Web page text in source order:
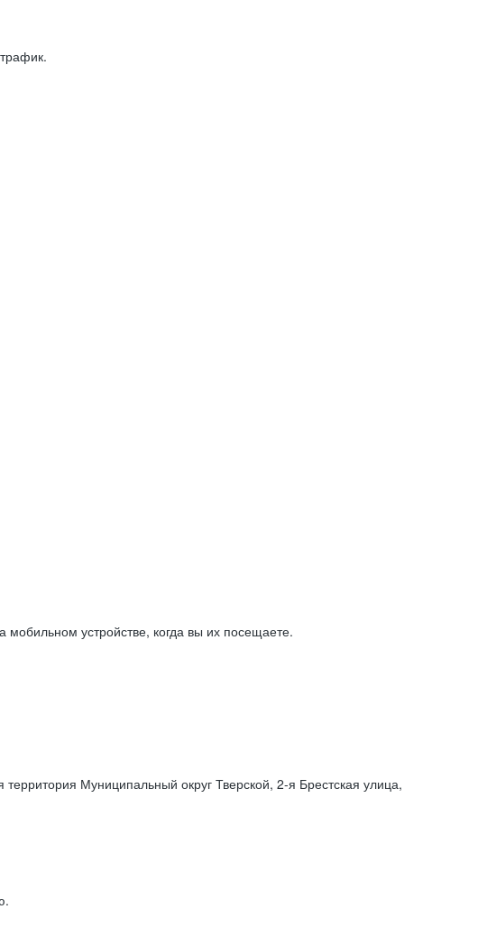
устройстве, когда вы их посещаете.
Муниципальный округ Тверской, 2-я Брестская улица,